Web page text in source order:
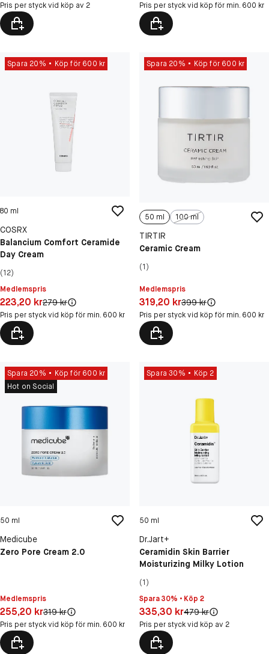
Pris per styck vid köp av 2 Pris per styck vid köp för min. 600 kr
Spara 20% Köp för 600 kr
80 ml
COSRX
Balancium Comfort Ceramide
Day Cream
(12)
Medlemspris
Pris: 223,20 kr
223,20 krOriginal pris:
279 kr
Pris per styck vid köp för min. 600 kr
Spara 20% Köp för 600 kr
50 ml 100 ml
TIRTIR
Ceramic Cream
(1)
Medlemspris
Pris: 319,20 kr
319,20 krOriginal pris:
399 kr
Pris per styck vid köp för min. 600 kr
Spara 20%
Köp för 600 kr
Hot on Social
50 ml
Medicube
Zero Pore Cream 2.0
Medlemspris
Pris: 255,20 kr
255,20 krOriginal pris:
319 kr
Pris per styck vid köp för min. 600 kr
Spara 30% Köp 2
50 ml
Dr.Jart+
Ceramidin Skin Barrier
Moisturizing Milky Lotion
(1)
Spara 30% • Köp 2
Pris: 335,30 kr
335,30 krOriginal pris:
479 kr
Pris per styck vid köp av 2